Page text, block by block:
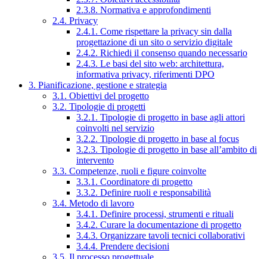
2.3.8. Normativa e approfondimenti
2.4. Privacy
2.4.1. Come rispettare la privacy sin dalla
progettazione di un sito o servizio digitale
2.4.2. Richiedi il consenso quando necessario
2.4.3. Le basi del sito web: architettura,
informativa privacy, riferimenti DPO
3. Pianificazione, gestione e strategia
3.1. Obiettivi del progetto
3.2. Tipologie di progetti
3.2.1. Tipologie di progetto in base agli attori
coinvolti nel servizio
3.2.2. Tipologie di progetto in base al focus
3.2.3. Tipologie di progetto in base all’ambito di
intervento
3.3. Competenze, ruoli e figure coinvolte
3.3.1. Coordinatore di progetto
3.3.2. Definire ruoli e responsabilità
3.4. Metodo di lavoro
3.4.1. Definire processi, strumenti e rituali
3.4.2. Curare la documentazione di progetto
3.4.3. Organizzare tavoli tecnici collaborativi
3.4.4. Prendere decisioni
3.5. Il processo progettuale